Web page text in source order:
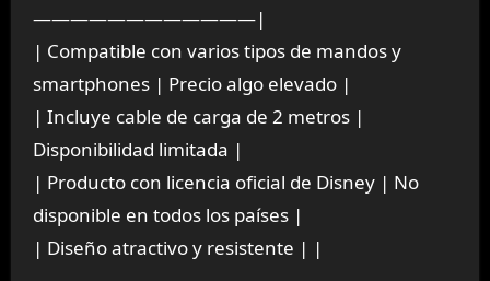
————————————|
| Compatible con varios tipos de mandos y
smartphones | Precio algo elevado |
| Incluye cable de carga de 2 metros |
Disponibilidad limitada |
| Producto con licencia oficial de Disney | No
disponible en todos los países |
| Diseño atractivo y resistente | |